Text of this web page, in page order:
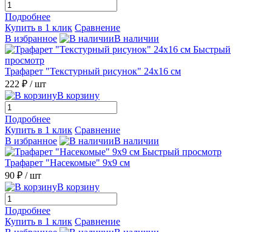
Подробнее
Купить в 1 клик Сравнение
В избранное
В наличии
Быстрый
просмотр
Трафарет "Текстурный рисунок" 24х16 см
222 ₽ / шт
В корзину
Подробнее
Купить в 1 клик Сравнение
В избранное
В наличии
Быстрый просмотр
Трафарет "Насекомые" 9х9 см
90 ₽ / шт
В корзину
Подробнее
Купить в 1 клик Сравнение